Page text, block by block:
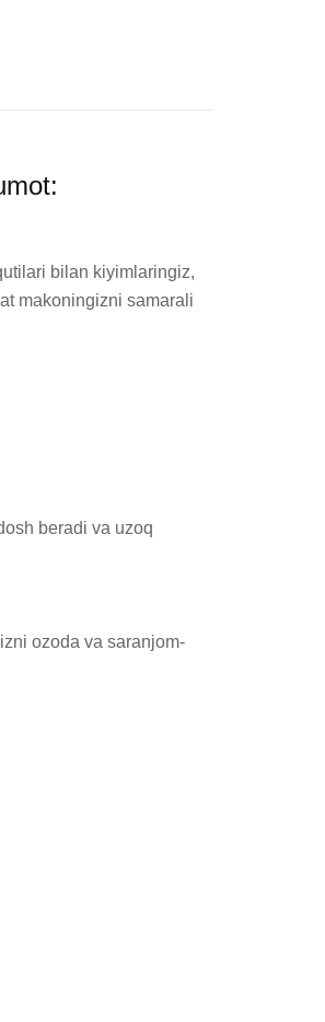
bilan kiyimlaringiz,
makoningizni samarali
beradi va uzoq
ozoda va saranjom-